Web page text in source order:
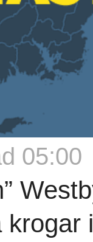
05:00
krogar